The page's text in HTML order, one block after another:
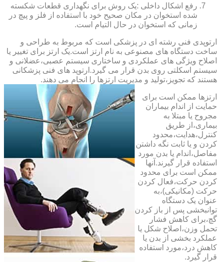
رفع اشکال داخلی :یک روش برای نگهداری قطعات شکسته
شده استخوان در مکان صحیح خود با استفاده از فلز و پیچ در
زمانی که استخوان در حال التیام است.
ارتوپدی فنی رشته ای در پزشکی است که مربوط به طراحی و
ساخت دستگاه های مصنوعی به نام ارتز است.یک ارتز برای تغییر یا
اصلاح ویژگی های عملکردی و ساختاری سیستم عصبی،عضلانی و
سیستم اسکلتی روی بدن قرار می گیرد.ارتوپد های فنی پزشکانی
هستند که تجویز،تولید و مدیریت ارتزها را انجام می دهند.
ارتزها ممکن است برای
حمایت از اندام بیماران
مجروح یا مبتلا به
بیماری،از طریق
کنترل،هدایت،محدود
کردن و یا ثابت نگه داشتن
مفاصل،اندام یا بدن مورد
استفاده قرار گیرند.آنها
ممکن است برای محدود
کردن حرکت،فعال کردن
حرکت (مکانیکی)،به
عنوان یک دستگاه
توانبخشی پس از باز کردن
گچ،برای کاهش فشار
تحمل وزن،اصلاح شکل یا
عملکرد بخشی از بدن یا
کاهش درد،مورد استفاده
قرار گیرد.